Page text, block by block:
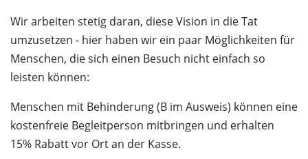
Wir arbeiten stetig daran, diese Vision in die Tat
umzusetzen - hier haben wir ein paar Möglichkeiten für
Menschen, die sich einen Besuch nicht einfach so
leisten können:
Menschen mit Behinderung (B im Ausweis) können eine
kostenfreie Begleitperson mitbringen und erhalten
15% Rabatt vor Ort an der Kasse.